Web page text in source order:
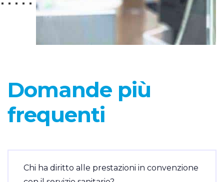
Domande più
frequenti
Chi ha diritto alle prestazioni in convenzione